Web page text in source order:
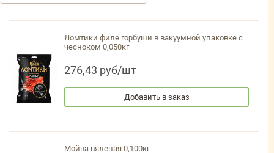
Ломтики филе горбуши в вакуумной упаковке с
чесноком 0,050кг
276,43 руб/шт
Добавить в заказ
Мойва вяленая 0,100кг